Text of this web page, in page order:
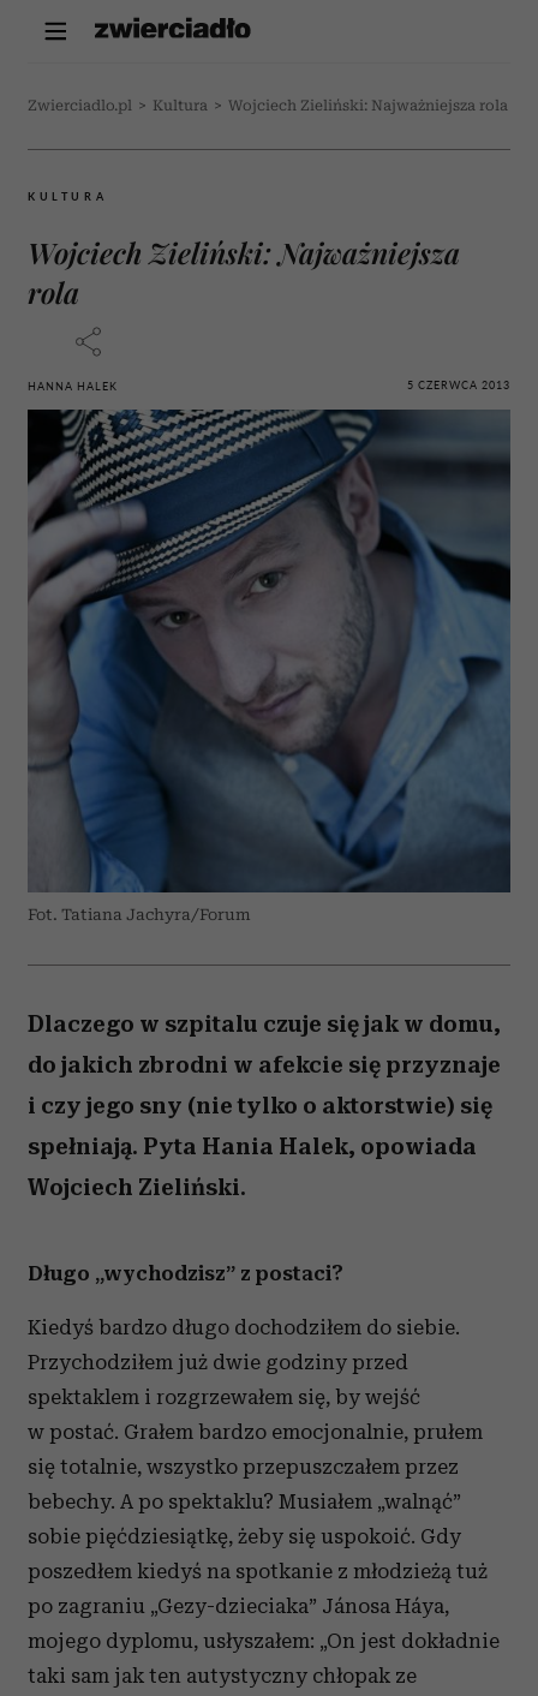
Zwierciadlo.pl > Kultura > Wojciech Zieliński: Najważniejsza rola
KULTURA
Wojciech Zieliński: Najważniejsza
rola
HANNA HALEK 5 CZERWCA 2013
Fot. Tatiana Jachyra/Forum
Dlaczego w szpitalu czuje się jak w domu,
do jakich zbrodni w afekcie się przyznaje
i czy jego sny (nie tylko o aktorstwie) się
spełniają. Pyta Hania Halek, opowiada
Wojciech Zieliński.
Długo „wychodzisz” z postaci?
Kiedyś bardzo długo dochodziłem do siebie.
Przychodziłem już dwie godziny przed
spektaklem i rozgrzewałem się, by wejść
w postać. Grałem bardzo emocjonalnie, prułem
się totalnie, wszystko przepuszczałem przez
bebechy. A po spektaklu? Musiałem „walnąć”
sobie pięćdziesiątkę, żeby się uspokoić. Gdy
poszedłem kiedyś na spotkanie z młodzieżą tuż
po zagraniu „Gezy-dzieciaka” Jánosa Háya,
mojego dyplomu, usłyszałem: „On jest dokładnie
taki sam jak ten autystyczny chłopak ze